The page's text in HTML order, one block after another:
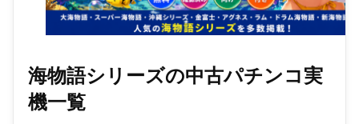
海物語シリーズの中古パチンコ実
機一覧